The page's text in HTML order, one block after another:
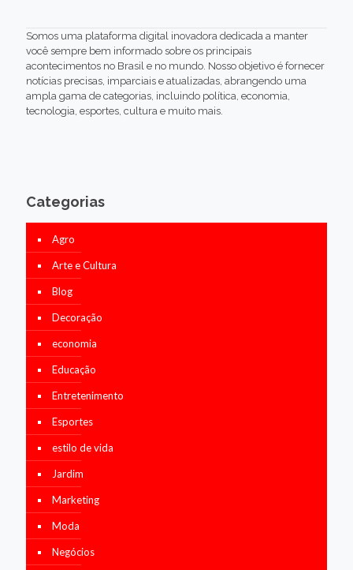
Somos uma plataforma digital inovadora dedicada a manter
você sempre bem informado sobre os principais
acontecimentos no Brasil e no mundo. Nosso objetivo é fornecer
notícias precisas, imparciais e atualizadas, abrangendo uma
ampla gama de categorias, incluindo política, economia,
tecnologia, esportes, cultura e muito mais.
Categorias
Agro
Arte e Cultura
Blog
Decoração
economia
Educação
Entretenimento
Esportes
estilo de vida
Jardim
Marketing
Moda
Negócios